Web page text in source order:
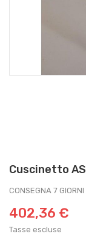
Cuscinetto
CONSEGNA 7 GIORNI
402,36 €
Tasse escluse